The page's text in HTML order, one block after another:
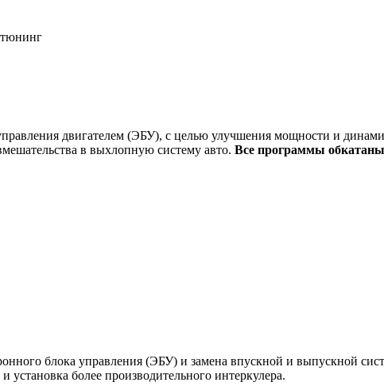
тюнинг
двигателем (ЭБУ), с целью улучшения мощности и
в выхлопную систему авто. Все программы
блока управления (ЭБУ) и замена впускной и выпускной
установка более производительного интеркулера.